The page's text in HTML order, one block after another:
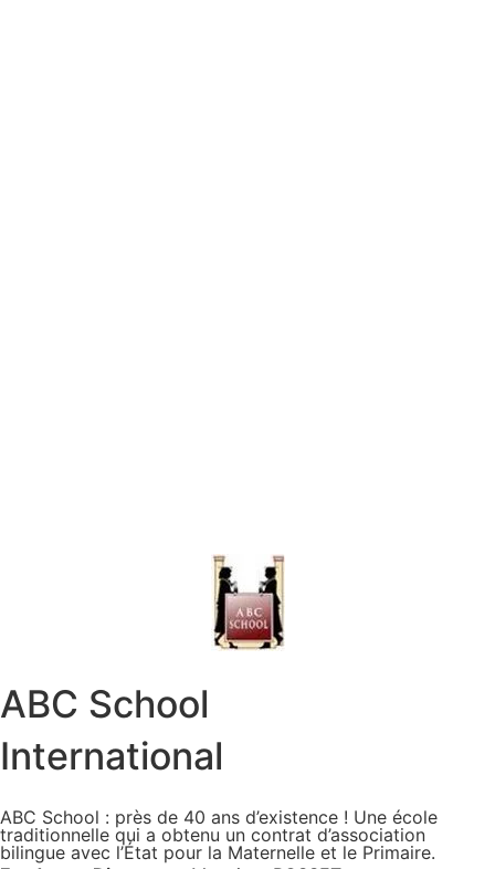
ABC School
International
ABC School : près de 40 ans d’existence ! Une école
traditionnelle qui a obtenu un contrat d’association
bilingue avec l’État pour la Maternelle et le Primaire.